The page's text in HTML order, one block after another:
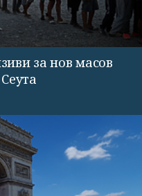
за нов масов